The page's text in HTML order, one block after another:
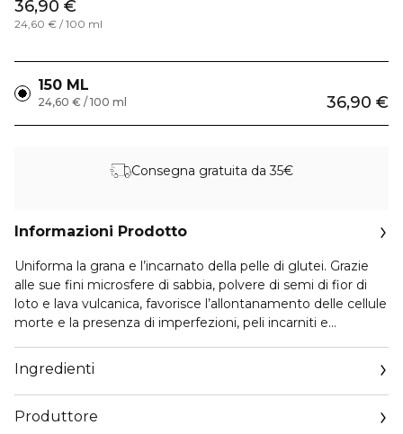
36,90 €
24,60 € / 100 ml
150 ML
36,90 €
24,60 € / 100 ml
Consegna gratuita da 35€
Informazioni Prodotto
Uniforma la grana e l’incarnato della pelle di glutei. Grazie
alle sue fini microsfere di sabbia, polvere di semi di fior di
loto e lava vulcanica, favorisce l’allontanamento delle cellule
morte e la presenza di imperfezioni, peli incarniti e
dal tocco setoso e sensuale. Arricchito con estratto di
coffea arabica ad azione rimodellante.
Ingredienti
Produttore